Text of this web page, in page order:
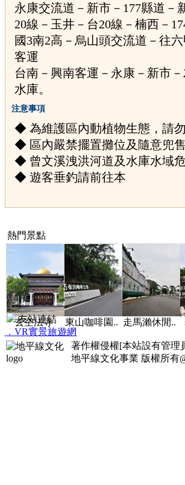
永康交流道－新市－177縣道－
20線－玉井－台20線－楠西－
國3南2高－烏山頭交流道－往
客運
台南－興南客運－永康－新市
水庫。
注意事項
◆ 為維護區內動植物生態，請
◆ 區內嚴禁擺置攤位及隨意兜
◆ 曾文溪洩洪河道及水庫水域
◆ 遊客垂釣請前往本
熱門景點
玄空法寺 東山咖啡園.. 走馬瀨休閒..
友站連結
．VR實景旅遊網
著作權侵權[本站設有管理
地平線文化事業 版權所有